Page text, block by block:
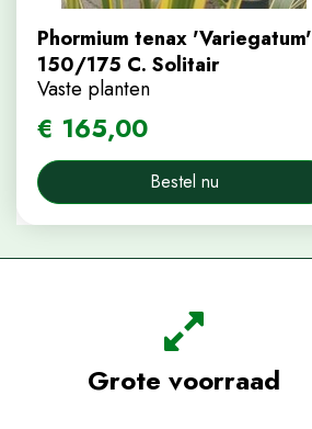
Phormium tenax 'Variegatum'
150/175 C. Solitair
Vaste planten
€ 165,00
Bestel nu
Grote voorraad